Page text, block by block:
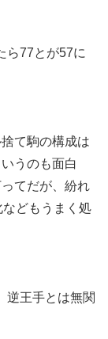
ら77とが57に
て駒の構成は
うのも面白
てだが、紛れ
どもうまく処
逆王手とは無関